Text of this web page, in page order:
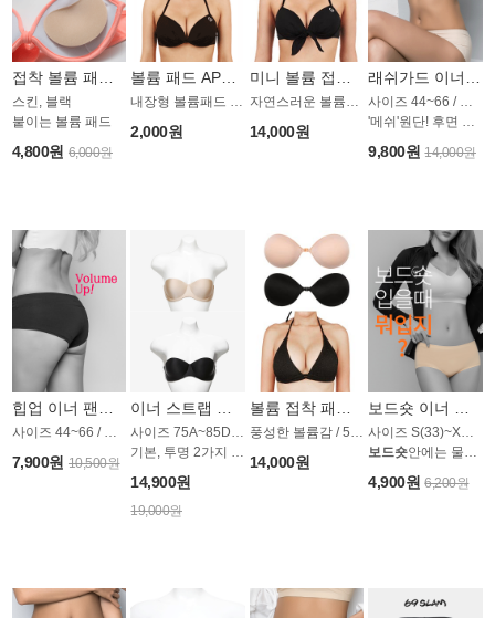
스킨, 블랙
붙이는 볼륨 패드
4,800원 6,000원
2,000원 14,000원
'메쉬'원단! 후면 후크
9,800원 14,000원
사이즈 44~66 / 스킨,블랙 2컬러
7,900원 10,500원
사이즈 75A~85D / 스킨,블랙 2컬러
기본, 투명 2가지 스트랩 제공
14,900원
19,000원
풍성한 볼륨감 / 5가지 타입
14,000원
사이즈 S(33)~XXL(77) / 스킨 블랙 2컬러
보드숏안에는 물론, 모든 일상생활에서도!
4,900원 6,200원